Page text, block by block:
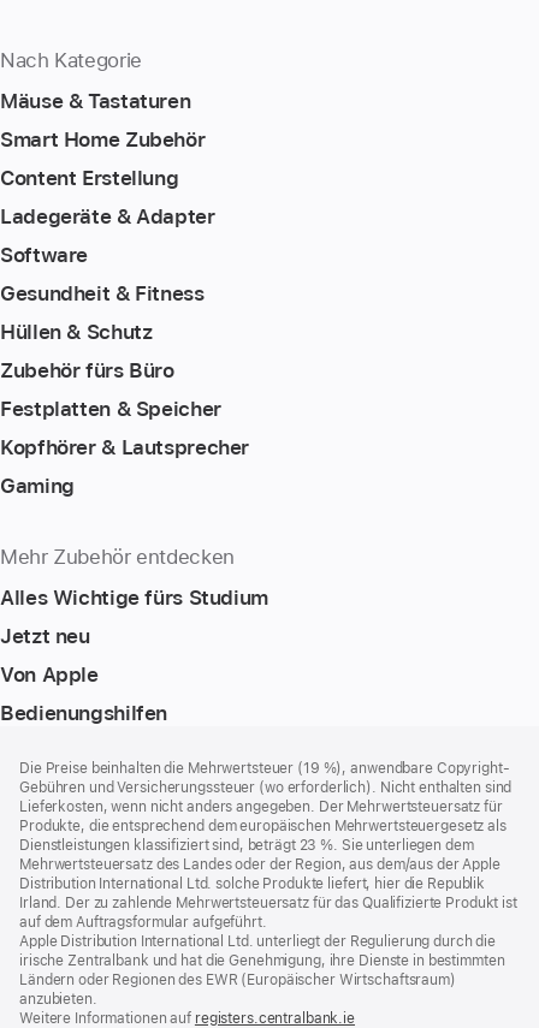
Nach Kategorie
Mäuse & Tastaturen
Smart Home Zubehör
Content Erstellung
Ladegeräte & Adapter
Software
Gesundheit & Fitness
Hüllen & Schutz
Zubehör fürs Büro
Festplatten & Speicher
Kopfhörer & Lautsprecher
Gaming
Mehr Zubehör entdecken
Alles Wichtige fürs Studium
Jetzt neu
Von Apple
Bedienungshilfen
Die Preise beinhalten die Mehrwertsteuer (19 %), anwendbare Copyright-
Gebühren und Versicherungssteuer (wo erforderlich). Nicht enthalten sind
Lieferkosten, wenn nicht anders angegeben. Der Mehrwertsteuersatz für
Produkte, die entsprechend dem europäischen Mehrwertsteuergesetz als
Dienstleistungen klassifiziert sind, beträgt 23 %. Sie unterliegen dem
Mehrwertsteuersatz des Landes oder der Region, aus dem/aus der Apple
Distribution International Ltd. solche Produkte liefert, hier die Republik
Irland. Der zu zahlende Mehrwertsteuersatz für das Qualifizierte Produkt ist
auf dem Auftragsformular aufgeführt.
Apple Distribution International Ltd. unterliegt der Regulierung durch die
irische Zentralbank und hat die Genehmigung, ihre Dienste in bestimmten
Ländern oder Regionen des EWR (Europäischer Wirtschaftsraum)
anzubieten.
Weitere Informationen auf registers.centralbank.ie